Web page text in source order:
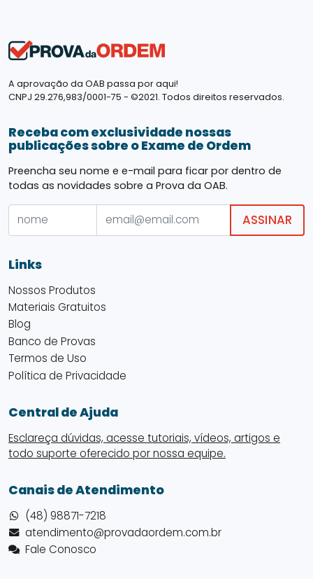
A aprovação da OAB passa por aqui!
CNPJ 29.276,983/0001-75 - ©2021. Todos direitos reservados.
Receba com exclusividade nossas
publicações sobre o Exame de Ordem
Preencha seu nome e e-mail para ficar por dentro de
todas as novidades sobre a Prova da OAB.
ASSINAR
Links
Nossos Produtos
Materiais Gratuitos
Blog
Banco de Provas
Termos de Uso
Política de Privacidade
Central de Ajuda
Esclareça dúvidas, acesse tutoriais, vídeos, artigos e
todo suporte oferecido por nossa equipe.
Canais de Atendimento
(48) 98871-7218
atendimento@provadaordem.com.br
Fale Conosco